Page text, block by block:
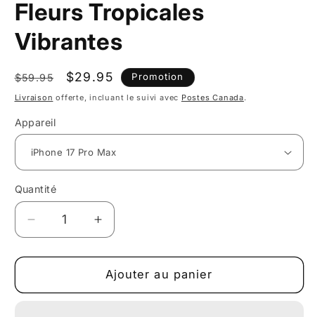
Fleurs Tropicales
Vibrantes
Prix
habituel
$59.95
Prix
promotionnel
$29.95 Promotion
Livraison offerte, incluant le suivi avec Postes Canada.
Appareil
Quantité
Réduire
la
quantité
Étui
Augmenter
la
quantité
de
Étui
Ajouter au panier